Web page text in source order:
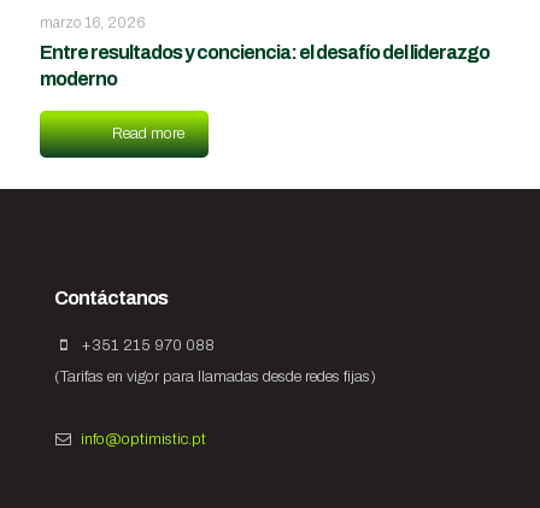
marzo 16, 2026
Entre resultados y conciencia: el desafío del liderazgo
moderno
Read more
Contáctanos
+351 215 970 088
(Tarifas en vigor para llamadas desde redes fijas)
info@optimistic.pt